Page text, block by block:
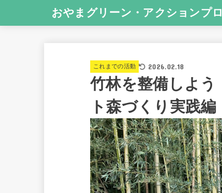
おやまグリーン・アクションプ
これまでの活動 2026.02.18
竹林を整備しよ
ト森づくり実践編